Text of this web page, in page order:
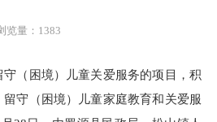
览量：1383
（困境）儿童关爱服务的项目，积
守（困境）儿童家庭教育和关爱服